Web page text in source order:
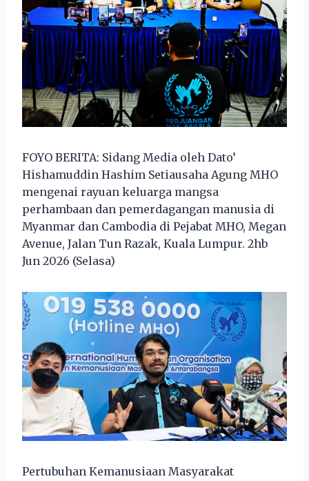
FOYO BERITA: Sidang Media oleh Dato’
Hishamuddin Hashim Setiausaha Agung MHO
mengenai rayuan keluarga mangsa
perhambaan dan pemerdagangan manusia di
Myanmar dan Cambodia di Pejabat MHO, Megan
Avenue, Jalan Tun Razak, Kuala Lumpur. 2hb
Jun 2026 (Selasa)
Pertubuhan Kemanusiaan Masyarakat